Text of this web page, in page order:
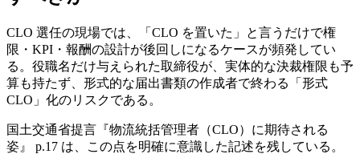
CLO 選任の現場では、「CLO を置いた」と言うだけで権
限・KPI・報酬の設計が後回しになるケースが頻発してい
る。役職名だけ与えられた取締役が、実体的な決裁権限も予
算も持たず、形式的な届出書類の作成者で終わる「形式
CLO」化のリスクである。
国土交通省提言『物流統括管理者（CLO）に期待される
姿』 p.17 は、この点を明確に意識した記述を残している。